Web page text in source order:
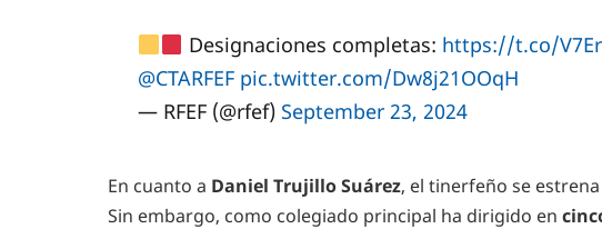
Designaciones completas: https://t.co/
@CTARFEF pic.twitter.com/Dw8j21OOqH
— RFEF (@rfef) September 23, 2024
En cuanto a Daniel Trujillo Suárez, el tinerfeño se
Sin embargo, como colegiado principal ha dirigido en